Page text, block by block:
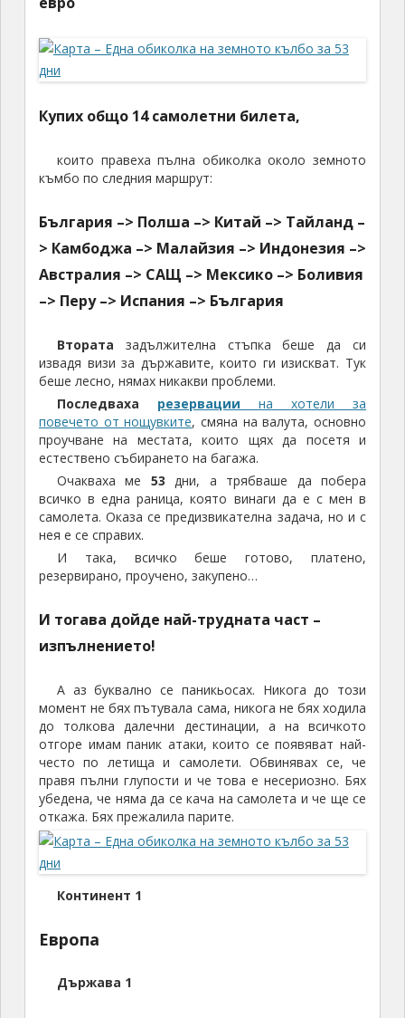
Купих общо 14 самолетни билета,
които правеха пълна обиколка около земното
къмбо по следния маршрут:
България –> Полша –> Китай –> Тайланд –
> Камбоджа –> Малайзия –> Индонезия –>
Австралия –> САЩ –> Мексико –> Боливия
–> Перу –> Испания –> България
Втората задължителна стъпка беше да си
извадя визи за държавите, които ги изискват. Тук
беше лесно, нямах никакви проблеми.
Последваха резервациина хотели за
повечето от нощувките, смяна на валута, основно
проучване на местата, които щях да посетя и
естествено събирането на багажа.
Очакваха ме 53 дни, а трябваше да побера
всичко в една раница, която винаги да е с мен в
самолета. Оказа се предизвикателна задача, но и с
нея е се справих.
И така, всичко беше готово, платено,
резервирано, проучено, закупено…
И тогава дойде най-трудната част –
изпълнението!
А аз буквално се паникьосах. Никога до този
момент не бях пътувала сама, никога не бях ходила
до толкова далечни дестинации, а на всичкото
отгоре имам паник атаки, които се появяват най-
често по летища и самолети. Обвинявах се, че
правя пълни глупости и че това е несериозно. Бях
убедена, че няма да се кача на самолета и че ще се
откажа. Бях прежалила парите.
Континент 1
Европа
Държава 1